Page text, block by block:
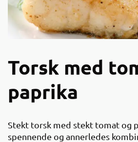
Torsk med
paprika
Stekt torsk med stekt tomat og
spennende og annerledes